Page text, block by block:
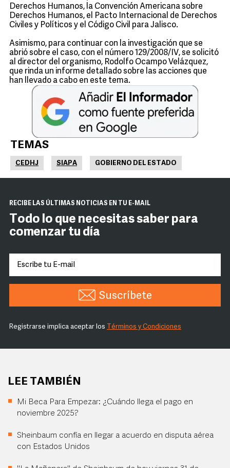
Derechos Humanos, la Convención Americana sobre
Derechos Humanos, el Pacto Internacional de Derechos
Civiles y Políticos y el Código Civil para Jalisco.
Asimismo, para continuar con la investigación que se
abrió sobre el caso, con el número 129/2008/IV, se solicitó
al director del organismo, Rodolfo Ocampo Velázquez,
que rinda un informe detallado sobre las acciones que
han llevado a cabo en este tema.
TEMAS
CEDHJ SIAPA GOBIERNO DEL ESTADO
RECIBE LAS ÚLTIMAS NOTICIAS EN TU E-MAIL
Todo lo que necesitas saber para
comenzar tu día
Suscríbete
Registrarse implica aceptar los Términos y Condiciones
LEE TAMBIÉN
Mi Beca Para Empezar: ¿Cuándo llega el pago en
noviembre 2025?
Sheinbaum confía en llegar a acuerdo en disputa aérea
con Estados Unidos